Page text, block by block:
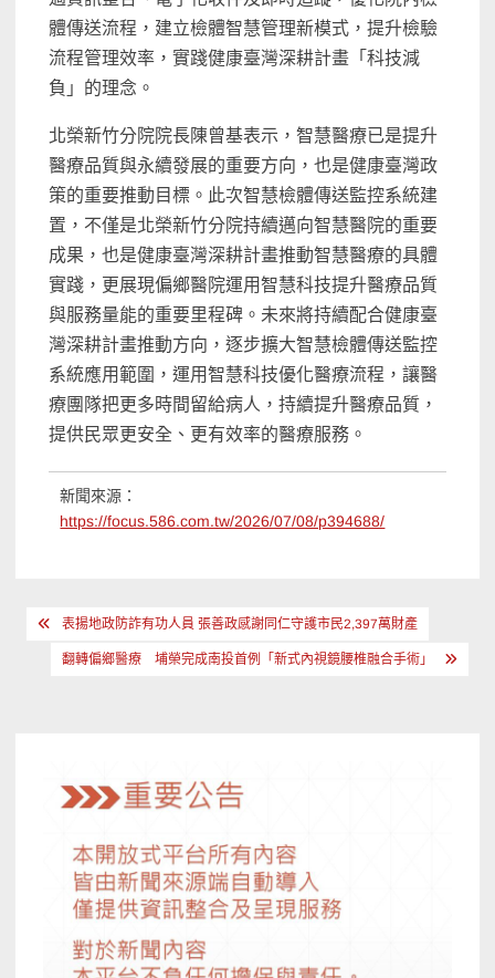
體傳送流程，建立檢體智慧管理新模式，提升檢驗
流程管理效率，實踐健康臺灣深耕計畫「科技減
負」的理念。
北榮新竹分院院長陳曾基表示，智慧醫療已是提升
醫療品質與永續發展的重要方向，也是健康臺灣政
策的重要推動目標。此次智慧檢體傳送監控系統建
置，不僅是北榮新竹分院持續邁向智慧醫院的重要
成果，也是健康臺灣深耕計畫推動智慧醫療的具體
實踐，更展現偏鄉醫院運用智慧科技提升醫療品質
與服務量能的重要里程碑。未來將持續配合健康臺
灣深耕計畫推動方向，逐步擴大智慧檢體傳送監控
系統應用範圍，運用智慧科技優化醫療流程，讓醫
療團隊把更多時間留給病人，持續提升醫療品質，
提供民眾更安全、更有效率的醫療服務。
新聞來源：
https://focus.586.com.tw/2026/07/08/p394688/
文 表揚地政防詐有功人員 張善政感謝同仁守護市民2,397萬財產
翻轉偏鄉醫療 埔榮完成南投首例「新式內視鏡腰椎融合手術」